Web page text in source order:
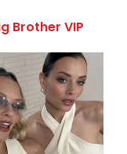
Brother VIP